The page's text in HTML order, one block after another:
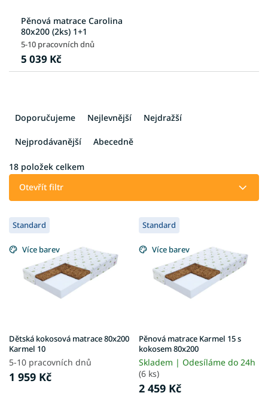
Pěnová matrace Carolina
80x200 (2ks) 1+1
5-10 pracovních dnů
5 039 Kč
í
p
d
u
k
Doporučujeme Nejlevnější Nejdražší
Nejprodávanější Abecedně
18 položek celkem
Otevřít filtr
V
ý
p
i
u
k
t
ů
Standard
Více barev
Dětská kokosová matrace 80x200
Karmel 10
5-10 pracovních dnů
1 959 Kč
Standard
Více barev
Pěnová matrace Karmel 15 s
kokosem 80x200
Skladem | Odesíláme do 24h
(6 ks)
2 459 Kč